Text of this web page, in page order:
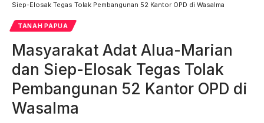
Siep-Elosak Tegas Tolak Pembangunan 52 Kantor OPD di Wasalma
TANAH PAPUA
Masyarakat Adat Alua-Marian
dan Siep-Elosak Tegas Tolak
Pembangunan 52 Kantor OPD di
Wasalma